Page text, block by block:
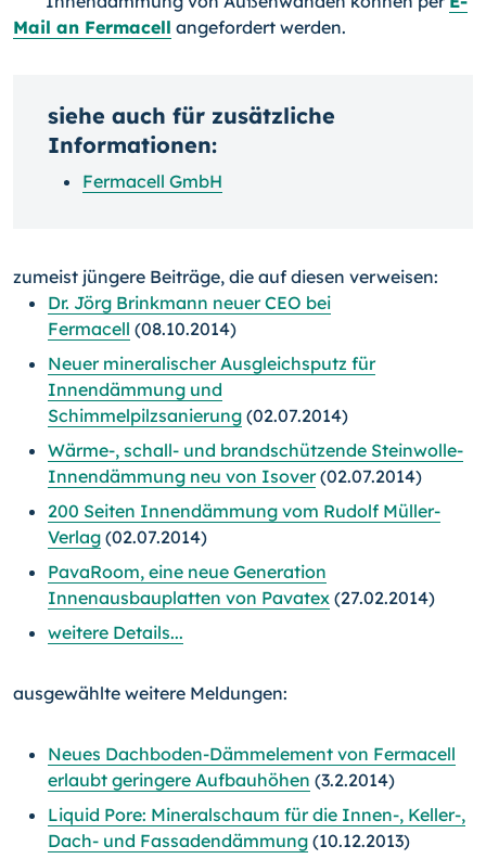
Mail an Fermacell angefordert werden.
siehe auch für zusätzliche
Informationen:
Fermacell GmbH
zumeist jüngere Beiträge, die auf diesen verweisen:
Dr. Jörg Brinkmann neuer CEO bei
Fermacell (08.10.2014)
Neuer mineralischer Ausgleichsputz für
Innendämmung und
Schimmelpilzsanierung (02.07.2014)
Wärme-, schall- und brandschützende Steinwolle-
Innendämmung neu von Isover(02.07.2014)
200 Seiten Innendämmung vom Rudolf Müller-
Verlag (02.07.2014)
PavaRoom, eine neue Generation
Innenausbauplatten von Pavatex (27.02.2014)
weitere Details...
ausgewählte weitere Meldungen:
Neues Dachboden-Dämmelement von Fermacell
erlaubt geringere Aufbauhöhen (3.2.2014)
Liquid Pore: Mineralschaum für die Innen-, Keller-,
Dach- und Fassadendämmung (10.12.2013)